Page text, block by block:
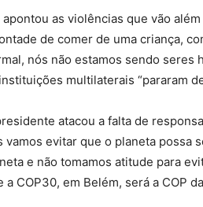
apontou as violências que vão
de comer de uma criança,
nós não estamos sendo seres
multilaterais “pararam
atacou a falta de
vamos evitar que o planeta possa
e não tomamos atitude para
a COP30, em Belém, será a COP